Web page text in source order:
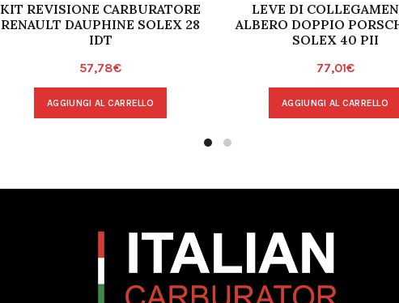
KIT REVISIONE CARBURATORE
RENAULT DAUPHINE SOLEX 28
IDT
57,78€
AGGIUNGI AL CARRELLO
LEVE DI
ALBERO DOPPIO
SOLEX 40 PII
77,01€
AGGIUNGI AL CARRELLO